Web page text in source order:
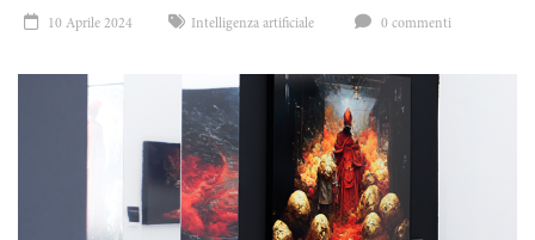
10 Aprile 2024 Intelligenza artificiale 0 commenti